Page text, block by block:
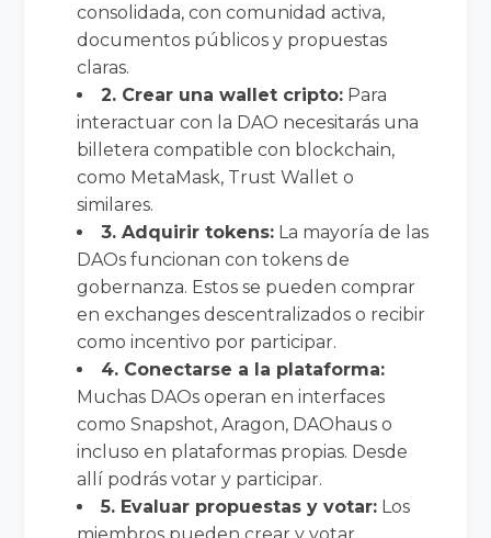
consolidada, con comunidad activa,
documentos públicos y propuestas
claras.
2. Crear una wallet cripto: Para
interactuar con la DAO necesitarás una
billetera compatible con blockchain,
como MetaMask, Trust Wallet o
similares.
3. Adquirir tokens: La mayoría de las
DAOs funcionan con tokens de
gobernanza. Estos se pueden comprar
en exchanges descentralizados o recibir
como incentivo por participar.
4. Conectarse a la plataforma:
Muchas DAOs operan en interfaces
como Snapshot, Aragon, DAOhaus o
incluso en plataformas propias. Desde
allí podrás votar y participar.
5. Evaluar propuestas y votar: Los